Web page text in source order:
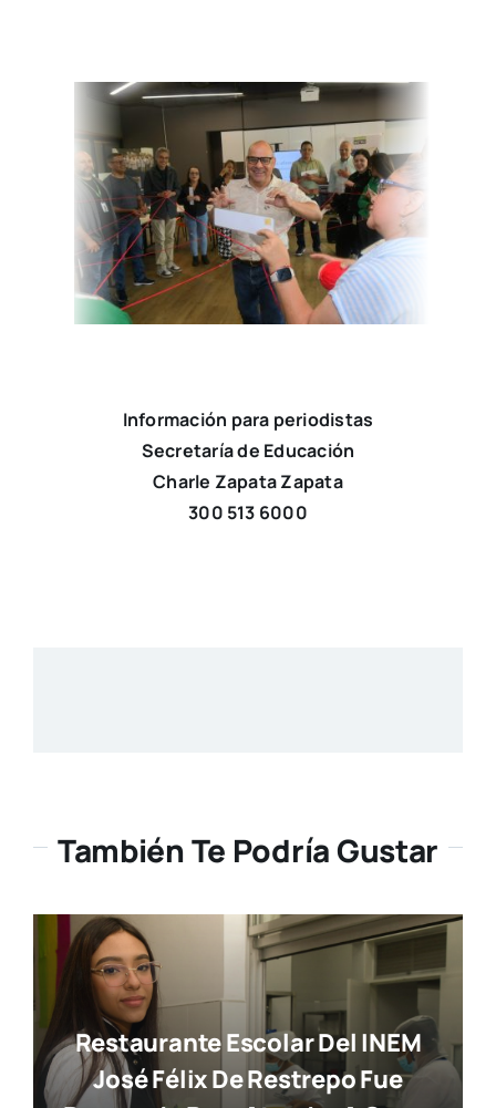
Información para periodistas
Secretaría de Educación
Charle Zapata Zapata
300 513 6000
También Te Podría Gustar
Restaurante Escolar Del INEM
José Félix De Restrepo Fue